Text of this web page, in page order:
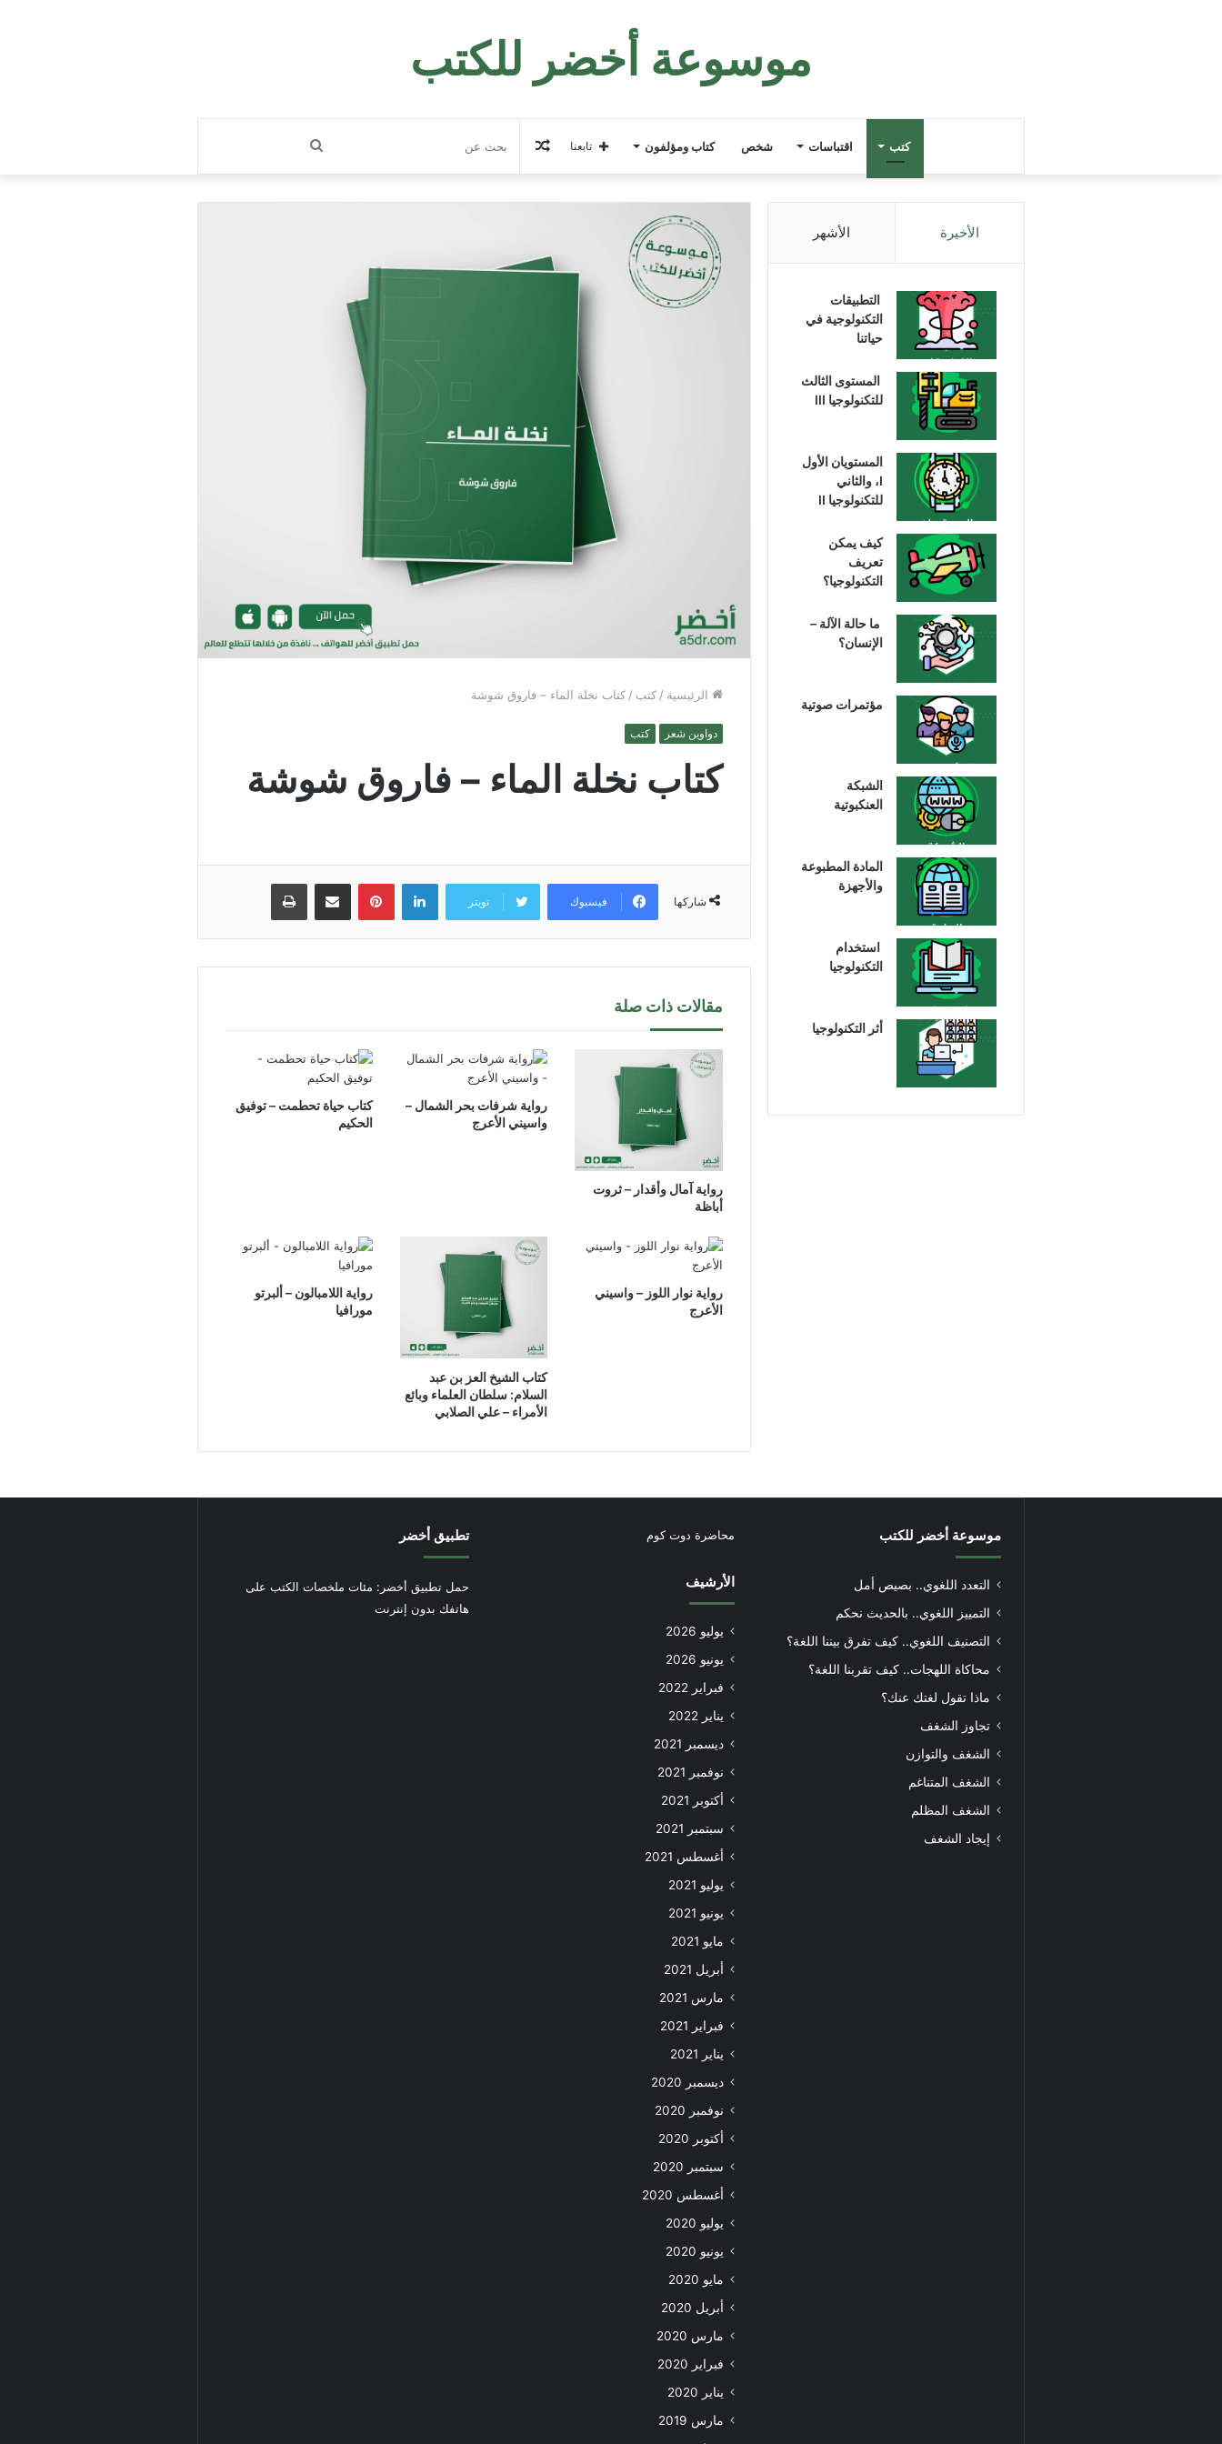
موسوعة أخضر للكتب
كتب اقتباسات شخص كتاب ومؤلفون بحث
عن
مقال
عشوائي
تابعنا
الرئيسية / كتب / كتاب نخلة الماء – فاروق شوشة
دواوين شعر كتب
كتاب نخلة الماء – فاروق شوشة
شاركها فيسبوك تويتر
لينكدإن بينتيريستمشاركة عبر البريد طباعة
مقالات ذات صلة
رواية آمال وأقدار – ثروت
أباظة
رواية شرفات بحر الشمال –
واسيني الأعرج
كتاب حياة تحطمت – توفيق
الحكيم
رواية نوار اللوز – واسيني
الأعرج
كتاب الشيخ العز بن عبد
السلام: سلطان العلماء وبائع
الأمراء – علي الصلابي
رواية اللامبالون – ألبرتو
مورافيا
الأخيرة الأشهر
التطبيقات
التكنولوجية في
حياتنا
المستوى الثالث
للتكنولوجيا III
المستويان الأول
I، والثاني
للتكنولوجيا II
كيف يمكن
تعريف
التكنولوجيا؟
ما حالة الآلة –
الإنسان؟
مؤتمرات صوتية
الشبكة
العنكبوتية
المادة المطبوعة
والأجهزة
استخدام
التكنولوجيا
أثر التكنولوجيا
موسوعة أخضر للكتب
التعدد اللغوي.. بصيص أمل
التمييز اللغوي.. بالحديث نحكم
التصنيف اللغوي.. كيف تفرق بيننا اللغة؟
محاكاة اللهجات.. كيف تقربنا اللغة؟
ماذا تقول لغتك عنك؟
تجاوز الشغف
الشغف والتوازن
الشغف المتناغم
الشغف المظلم
إيجاد الشغف
محاضرة دوت كوم
الأرشيف
يوليو 2026
يونيو 2026
فبراير 2022
يناير 2022
ديسمبر 2021
نوفمبر 2021
أكتوبر 2021
سبتمبر 2021
أغسطس 2021
يوليو 2021
يونيو 2021
مايو 2021
أبريل 2021
مارس 2021
فبراير 2021
يناير 2021
ديسمبر 2020
نوفمبر 2020
أكتوبر 2020
سبتمبر 2020
أغسطس 2020
يوليو 2020
يونيو 2020
مايو 2020
أبريل 2020
مارس 2020
فبراير 2020
يناير 2020
مارس 2019
تطبيق أخضر
حمل تطبيق أخضر: مئات ملخصات الكتب على
هاتفك بدون إنترنت